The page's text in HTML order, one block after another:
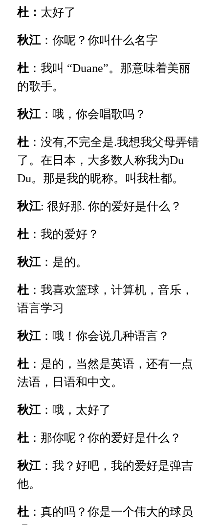
杜： 太好了
秋江：你呢？你叫什么名字
杜 ：我叫 “Duane”。那意味着美丽
的歌手。
秋江：哦，你会唱歌吗？
杜 ：没有,不完全是.我想我父母弄错
了。在日本，大多数人称我为Du
Du。那是我的昵称。叫我杜都。
秋江: 很好那. 你的爱好是什么？
杜 ：我的爱好？
秋江：是的。
杜 ：我喜欢篮球，计算机，音乐，
语言学习
秋江：哦！你会说几种语言？
杜 ：是的，当然是英语，还有一点
法语，日语和中文。
秋江：哦，太好了
杜 ：那你呢？你的爱好是什么？
秋江：我？好吧，我的爱好是弹吉
他。
杜 ：真的吗？你是一个伟大的球员